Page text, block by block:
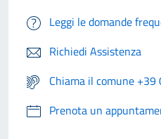
Leggi le domande
Richiedi Assistenza
Chiama il comune
Prenota un